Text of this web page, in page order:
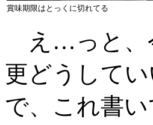
賞味期限はとっくに切れてる
え…っと、
更どうして
で、これ書